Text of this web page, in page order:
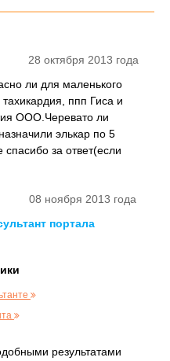
28 октября 2013 года
ли для маленького
ппп Гиса и
ООО.Черевато ли
элькар по 5
спасибо за ответ(если
08 ноября 2013 года
портала
результатами